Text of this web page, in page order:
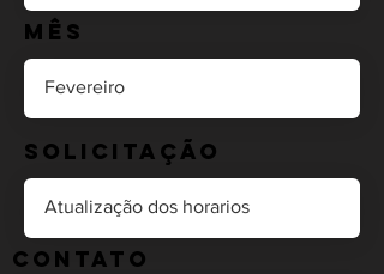
Mês
Solicitação
Contato